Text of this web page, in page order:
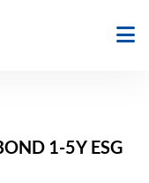
1-5Y ESG